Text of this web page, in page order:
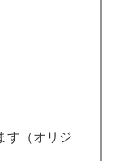
す（オリジ